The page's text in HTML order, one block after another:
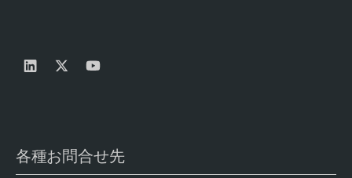
各種お問合せ先